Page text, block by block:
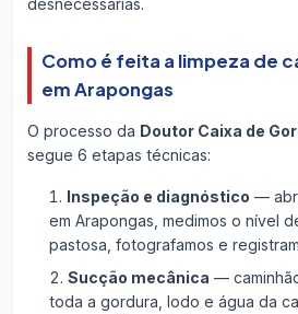
desnecessárias.
Como é feita a limpeza de
em Arapongas
O processo da Doutor Caixa de
segue 6 etapas técnicas:
Inspeção e diagnóstico —
em Arapongas, medimos o nível
pastosa, fotografamos e
Sucção mecânica —
toda a gordura, lodo e água da